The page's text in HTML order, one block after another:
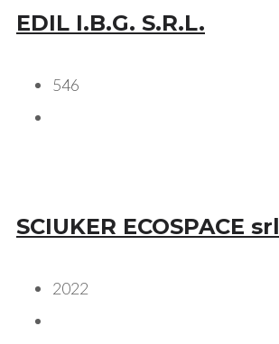
EDIL I.B.G. S.R.L.
546
SCIUKER ECOSPACE srl
2022